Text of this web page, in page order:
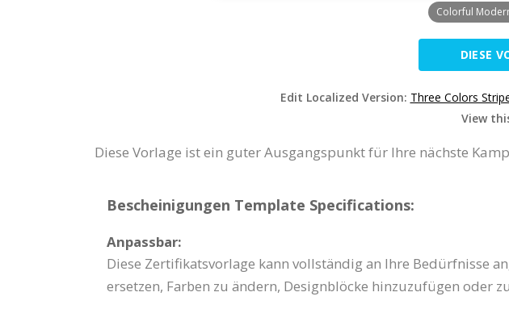
Colorful
DIESE
Edit Localized Version: Three Colors
View
Diese Vorlage ist ein guter Ausgangspunkt für Ihre nächste
Bescheinigungen Template Specifications:
Anpassbar:
Diese Zertifikatsvorlage kann vollständig an Ihre Bedürfnisse
ersetzen, Farben zu ändern, Designblöcke hinzuzufügen oder